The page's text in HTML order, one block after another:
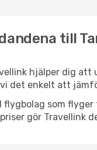
till
hjälper dig
det enkelt att
som
gör Travellink